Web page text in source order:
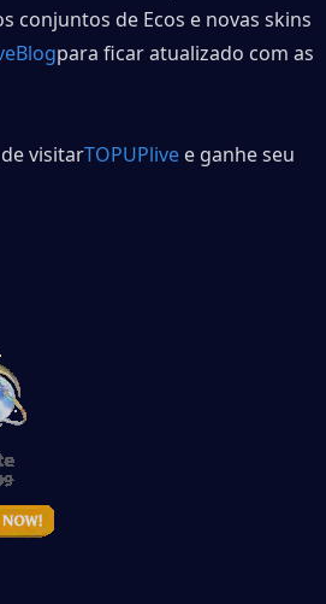
conjuntos de Ecos e novas skins
para ficar atualizado com as
visitarTOPUPlive e ganhe seu